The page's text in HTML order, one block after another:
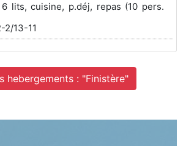
lits, cuisine, p.déj, repas (10 pers.
2/13-11
hebergements : "Finistère"